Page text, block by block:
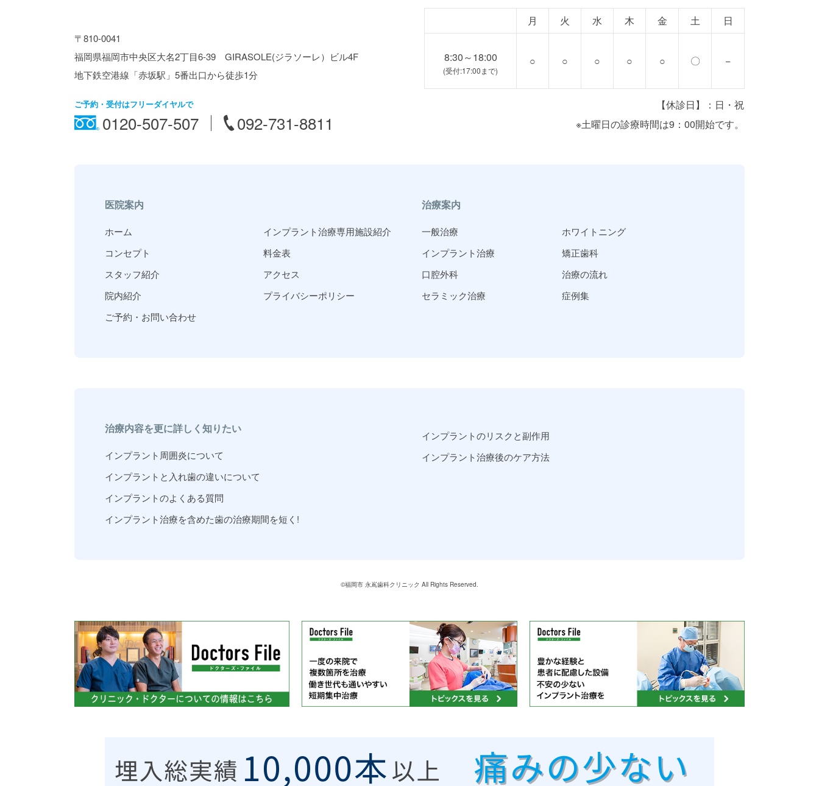
〒810-0041
福岡県福岡市中央区大名2丁目6-39 GIRASOLE(ジラソーレ）ビル4F
地下鉄空港線「赤坂駅」5番出口から徒歩1分
ご予約・受付はフリーダイヤルで
0120-507-507 092-731-8811
月 火 水 木 金 土 日
【休診日】：日・祝
※土曜日の診療時間は9：00開始です。
8:30～18:00
(受付:17:00まで)
○ ○ ○ ○ ○ 〇 −
医院案内
ホーム
コンセプト
スタッフ紹介
院内紹介
ご予約・お問い合わせ
インプラント治療専用施設紹介
料金表
アクセス
プライバシーポリシー
治療案内
一般治療
インプラント治療
口腔外科
セラミック治療
ホワイトニング
矯正歯科
治療の流れ
症例集
治療内容を更に詳しく知りたい
インプラント周囲炎について
インプラントと入れ歯の違いについて
インプラントのよくある質問
インプラント治療を含めた歯の治療期間を短く!
インプラントのリスクと副作用
インプラント治療後のケア方法
©福岡市 永嶌歯科クリニック All Rights Reserved.